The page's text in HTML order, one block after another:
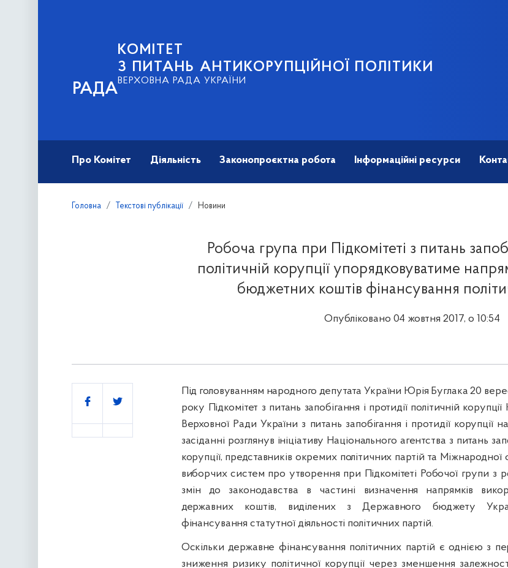
РАДА
КОМІТЕТ
З ПИТАНЬ АНТИКОРУПЦІЙНОЇ ПОЛІТИКИ
ВЕРХОВНА РАДА УКРАЇНИ
Про Комітет Діяльність Законопроєктна робота Інформаційні ресурси
Головна Текстові публікації Новини
Робоча група при Підкомітеті з питань
політичній корупції упорядковуватиме
бюджетних коштів фінансування
Опубліковано 04 жовтня 2017, о 10:54
Під головуванням народного депутата України Юрія Буглака 20
року Підкомітет з питань запобігання і протидії політичній корупції
Верховної Ради України з питань запобігання і протидії корупції
засіданні розглянув ініціативу Національного агентства з питань
корупції, представників окремих політичних партій та Міжнародної
виборчих систем про утворення при Підкомітеті Робочої групи з
змін до законодавства в частині визначення напрямків
державних коштів, виділених з Державного бюджету
фінансування статутної діяльності політичних партій.
Оскільки державне фінансування політичних партій є однією з
зниження ризику політичної корупції через зменшення
Поділитись